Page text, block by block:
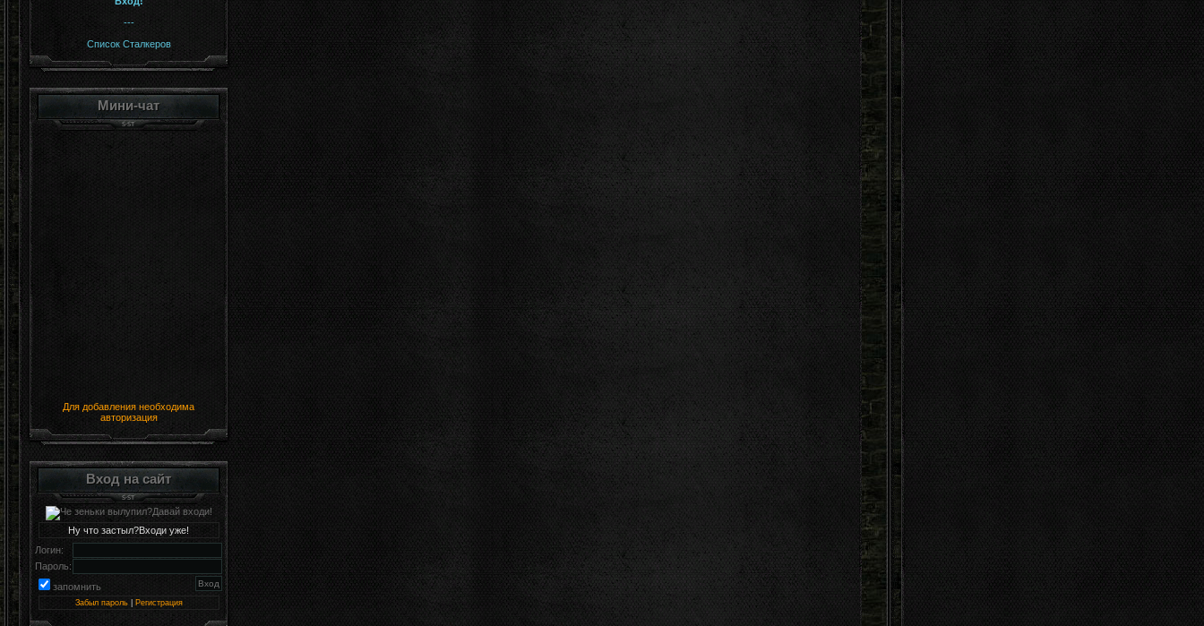
---
Список Сталкеров
Мини-чат
Для добавления необходима
авторизация
Вход на сайт
Ну что застыл?Входи уже!
Логин:
Пароль:
запомнить
Забыл пароль| Регистрация